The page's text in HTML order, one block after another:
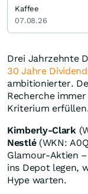
Drei Jahrzehnte
30 Jahre
ambitionierter.
Recherche
Kriterium
Kimberly-Clark
Nestlé (WKN:
Glamour-Aktien
ins Depot legen,
Hype warten.
Kaffee
07.08.26